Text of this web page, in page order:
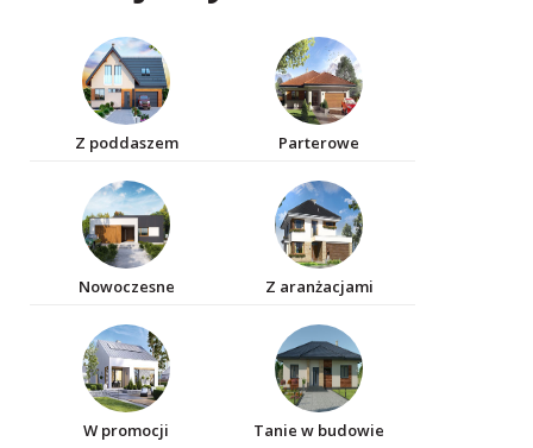
Z poddaszem Parterowe
Nowoczesne Z aranżacjami
W promocji Tanie w budowie